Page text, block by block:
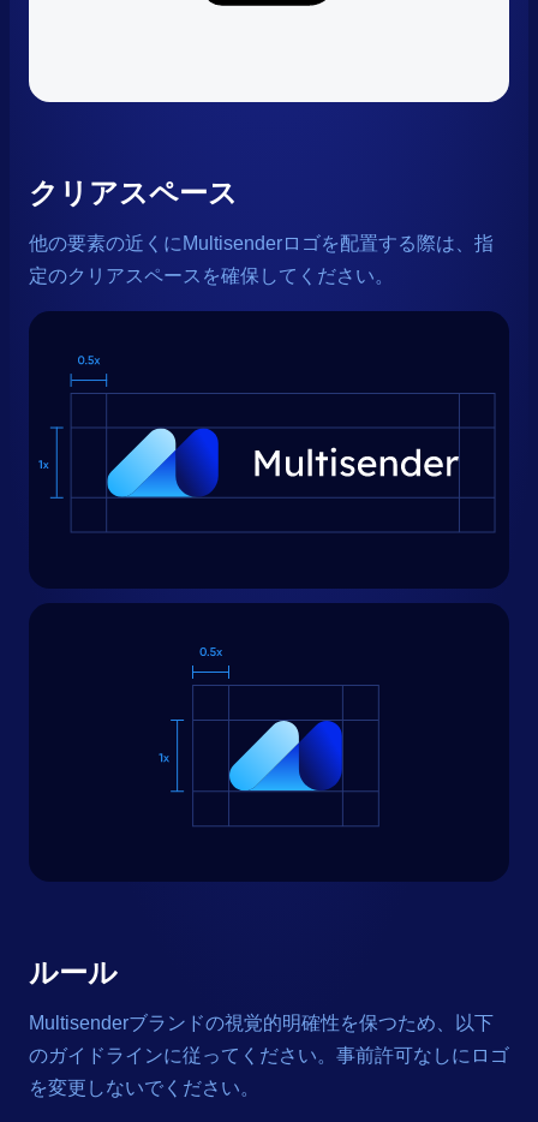
クリアスペース
他の要素の近くにMultisenderロゴを配置する際は、指
定のクリアスペースを確保してください。
ルール
Multisenderブランドの視覚的明確性を保つため、以下
のガイドラインに従ってください。事前許可なしにロゴ
を変更しないでください。